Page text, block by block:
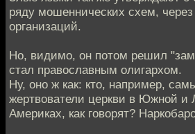
ряду мошеннических схем, через
организаций.
Но, видимо, он потом решил
стал православным олигархом.
Ну, оно ж как: кто, например,
жертвователи церкви в Южной и
Америках, как говорят?